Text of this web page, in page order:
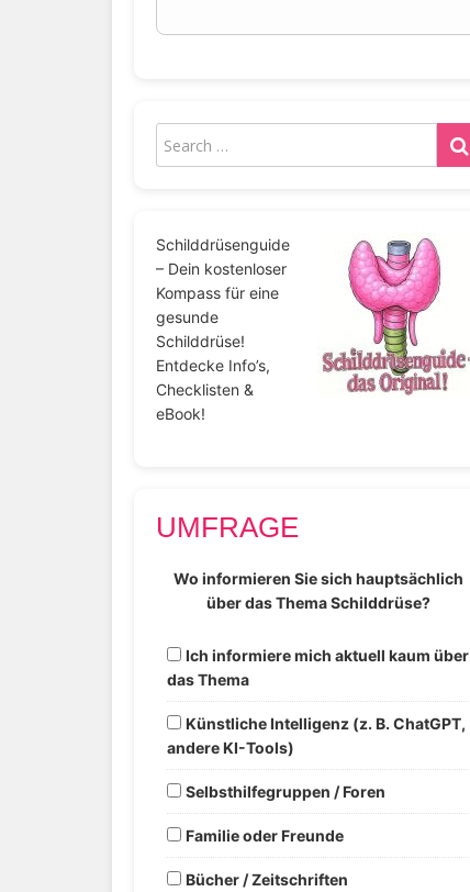
Schilddrüsenguide
– Dein kostenloser
Kompass für eine
gesunde
Schilddrüse!
Entdecke Info’s,
Checklisten &
eBook!
UMFRAGE
Wo informieren Sie sich hauptsächlich
über das Thema Schilddrüse?
Ich informiere mich aktuell kaum über
das Thema
Künstliche Intelligenz (z. B. ChatGPT,
andere KI-Tools)
Selbsthilfegruppen / Foren
Familie oder Freunde
Bücher / Zeitschriften